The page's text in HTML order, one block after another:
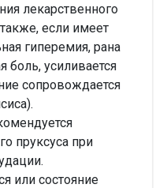
лекарственного
если имеет
гиперемия, рана
боль, усиливается
сопровождается
пруксуса при
или состояние